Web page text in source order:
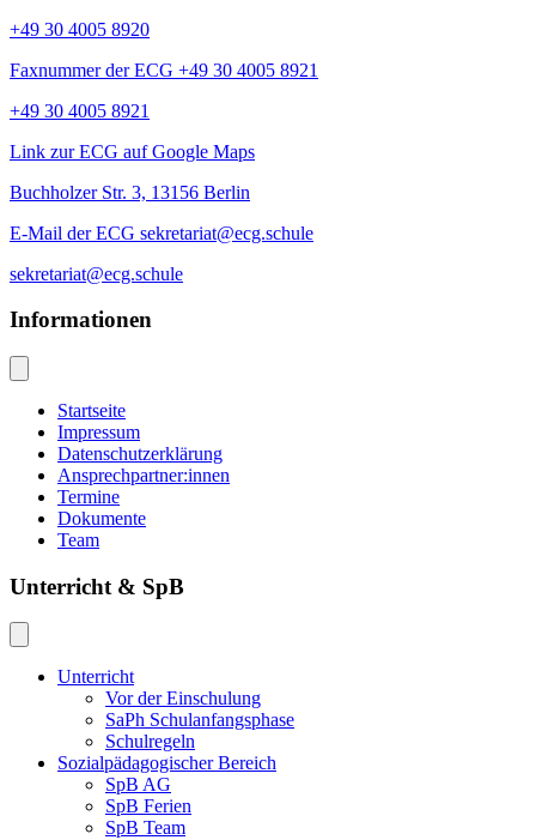
+49 30 4005 8920
Faxnummer der ECG +49 30 4005 8921
+49 30 4005 8921
Link zur ECG auf Google Maps
Buchholzer Str. 3, 13156 Berlin
E-Mail der ECG sekretariat@ecg.schule
sekretariat@ecg.schule
Informationen
Startseite
Impressum
Datenschutzerklärung
Ansprechpartner:innen
Termine
Dokumente
Team
Unterricht & SpB
Unterricht
Vor der Einschulung
SaPh Schulanfangsphase
Schulregeln
Sozialpädagogischer Bereich
SpB AG
SpB Ferien
SpB Team